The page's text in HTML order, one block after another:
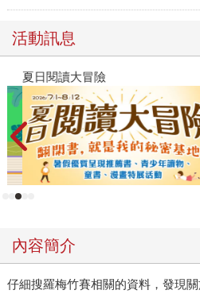
活動訊息
夏日閱讀大冒險
內容簡介
仔細搜羅梅竹賽相關的資料，發現